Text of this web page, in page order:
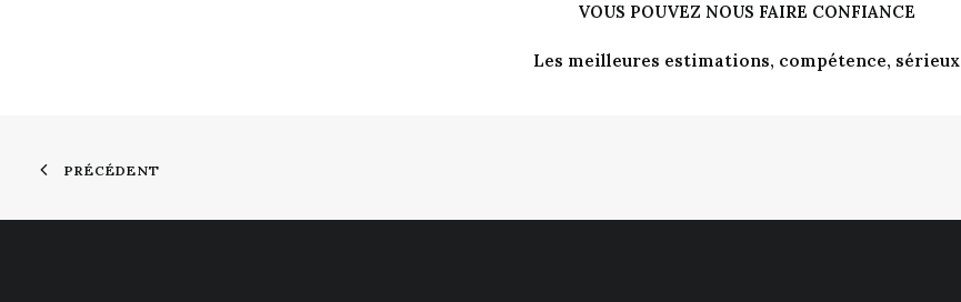
VOUS POUVEZ NOUS FAIRE CONFIANCE
Les meilleures estimations, compétence, sérieux
PRÉCÉDENT